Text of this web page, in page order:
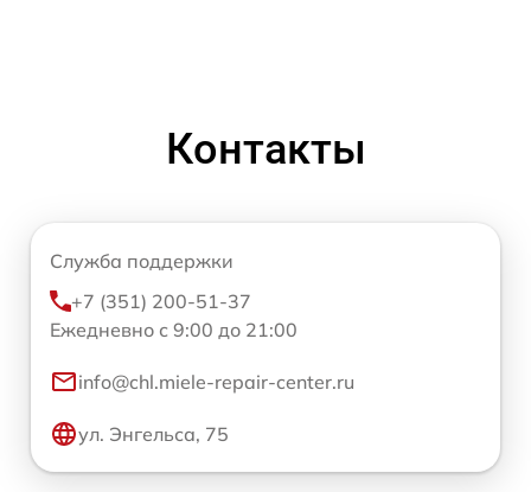
Контакты
Служба поддержки
+7 (351) 200-51-37
Ежедневно с 9:00 до 21:00
info@chl.miele-repair-center.ru
ул. Энгельса, 75